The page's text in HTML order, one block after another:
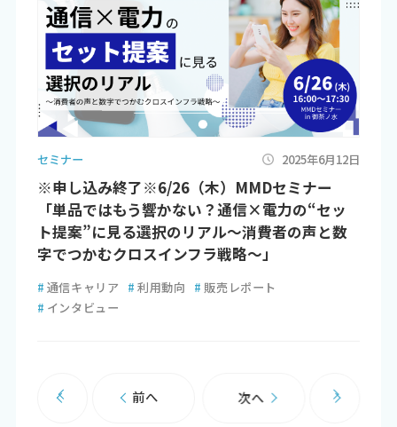
セミナー 2025年6月12日
※申し込み終了※6/26（木）MMDセミナー
「単品ではもう響かない？通信×電力の“セッ
ト提案”に見る選択のリアル～消費者の声と数
字でつかむクロスインフラ戦略～」
# 通信キャリア # 利用動向 # 販売レポート
# インタビュー
前へ 次へ